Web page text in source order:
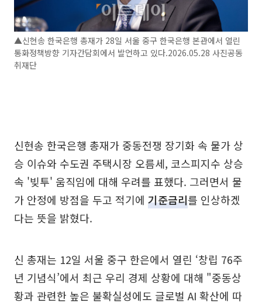
▲신현송 한국은행 총재가 28일 서울 중구 한국은행 본관에서 열린
통화정책방향 기자간담회에서 발언하고 있다.2026.05.28 사진공동
취재단
신현송 한국은행 총재가 중동전쟁 장기화 속 물가 상
승 이슈와 수도권 주택시장 오름세, 코스피지수 상승
속 '빚투' 움직임에 대해 우려를 표했다. 그러면서 물
가 안정에 방점을 두고 적기에 기준금리를 인상하겠
다는 뜻을 밝혔다.
신 총재는 12일 서울 중구 한은에서 열린 ‘창립 76주
년 기념식’에서 최근 우리 경제 상황에 대해 "중동상
황과 관련한 높은 불확실성에도 글로벌 AI 확산에 따